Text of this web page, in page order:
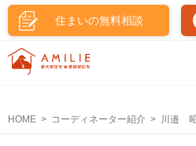
住まいの無料相談
HOME コーディネーター紹介 川邉